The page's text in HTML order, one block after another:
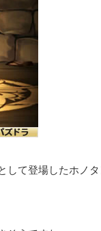
して登場したホノ